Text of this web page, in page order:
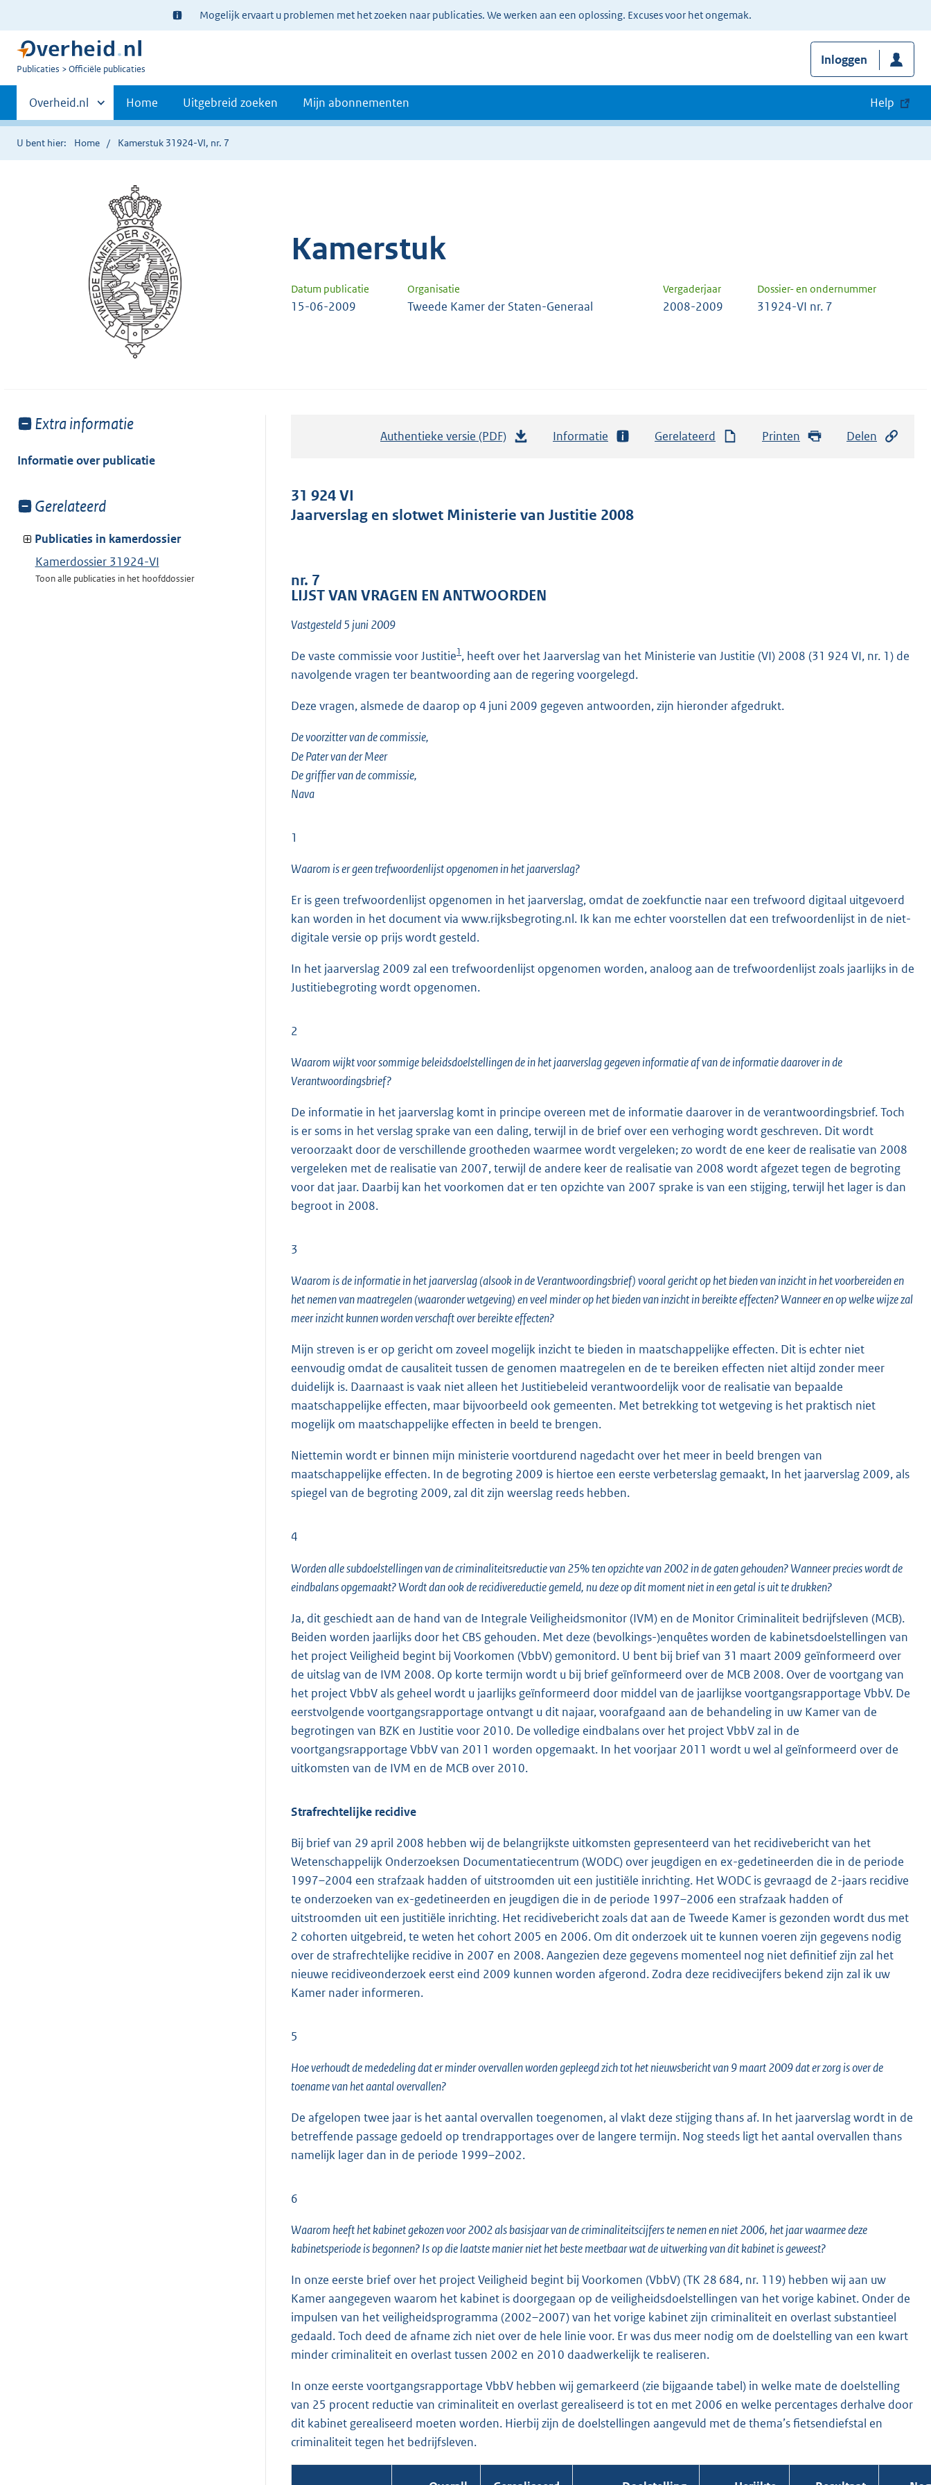
Ter
informatie:
Mogelijk ervaart u problemen met het zoeken naar publicaties. We werken aan een oplossing. Excuses voor het ongemak.
U
Publicaties Officiële publicaties
Inloggen
Primaire
navigatie
Andere
sites
binnen
Overheid.nl Home Uitgebreid zoeken Mijn abonnementen Help
U bent hier: Home Kamerstuk 31924-VI, nr. 7
Kamerstuk
Datum publicatie Organisatie Vergaderjaar Dossier- en ondernummer
15-06-2009 Tweede Kamer der Staten-Generaal 2008-2009 31924-VI nr. 7
Toon
van:
Extra informatie
Informatie over publicatie
Toon
van:
Gerelateerd
Publicaties in kamerdossier
Kamerdossier 31924-VI
Toon alle publicaties in het hoofddossier
Authentieke versie (PDF)
a
t
t
e
Informatie Gerelateerd Printen Delen
31 924 VI
Jaarverslag en slotwet Ministerie van Justitie 2008
nr. 7
LIJST VAN VRAGEN EN ANTWOORDEN
Vastgesteld 5 juni 2009
De vaste commissie voor Justitie1, heeft over het Jaarverslag van het Ministerie van Justitie (VI) 2008 (31 924 VI, nr. 1) de
navolgende vragen ter beantwoording aan de regering voorgelegd.
Deze vragen, alsmede de daarop op 4 juni 2009 gegeven antwoorden, zijn hieronder afgedrukt.
De voorzitter van de commissie,
De Pater van der Meer
De griffier van de commissie,
Nava
1
Waarom is er geen trefwoordenlijst opgenomen in het jaarverslag?
Er is geen trefwoordenlijst opgenomen in het jaarverslag, omdat de zoekfunctie naar een trefwoord digitaal uitgevoerd
kan worden in het document via www.rijksbegroting.nl. Ik kan me echter voorstellen dat een trefwoordenlijst in de niet-
digitale versie op prijs wordt gesteld.
In het jaarverslag 2009 zal een trefwoordenlijst opgenomen worden, analoog aan de trefwoordenlijst zoals jaarlijks in de
Justitiebegroting wordt opgenomen.
2
Waarom wijkt voor sommige beleidsdoelstellingen de in het jaarverslag gegeven informatie af van de informatie daarover in de
Verantwoordingsbrief?
De informatie in het jaarverslag komt in principe overeen met de informatie daarover in de verantwoordingsbrief. Toch
is er soms in het verslag sprake van een daling, terwijl in de brief over een verhoging wordt geschreven. Dit wordt
veroorzaakt door de verschillende grootheden waarmee wordt vergeleken; zo wordt de ene keer de realisatie van 2008
vergeleken met de realisatie van 2007, terwijl de andere keer de realisatie van 2008 wordt afgezet tegen de begroting
voor dat jaar. Daarbij kan het voorkomen dat er ten opzichte van 2007 sprake is van een stijging, terwijl het lager is dan
begroot in 2008.
3
Waarom is de informatie in het jaarverslag (alsook in de Verantwoordingsbrief) vooral gericht op het bieden van inzicht in het voorbereiden en
het nemen van maatregelen (waaronder wetgeving) en veel minder op het bieden van inzicht in bereikte effecten? Wanneer en op welke wijze zal
meer inzicht kunnen worden verschaft over bereikte effecten?
Mijn streven is er op gericht om zoveel mogelijk inzicht te bieden in maatschappelijke effecten. Dit is echter niet
eenvoudig omdat de causaliteit tussen de genomen maatregelen en de te bereiken effecten niet altijd zonder meer
duidelijk is. Daarnaast is vaak niet alleen het Justitiebeleid verantwoordelijk voor de realisatie van bepaalde
maatschappelijke effecten, maar bijvoorbeeld ook gemeenten. Met betrekking tot wetgeving is het praktisch niet
mogelijk om maatschappelijke effecten in beeld te brengen.
Niettemin wordt er binnen mijn ministerie voortdurend nagedacht over het meer in beeld brengen van
maatschappelijke effecten. In de begroting 2009 is hiertoe een eerste verbeterslag gemaakt, In het jaarverslag 2009, als
spiegel van de begroting 2009, zal dit zijn weerslag reeds hebben.
4
Worden alle subdoelstellingen van de criminaliteitsreductie van 25% ten opzichte van 2002 in de gaten gehouden? Wanneer precies wordt de
eindbalans opgemaakt? Wordt dan ook de recidivereductie gemeld, nu deze op dit moment niet in een getal is uit te drukken?
Ja, dit geschiedt aan de hand van de Integrale Veiligheidsmonitor (IVM) en de Monitor Criminaliteit bedrijfsleven (MCB).
Beiden worden jaarlijks door het CBS gehouden. Met deze (bevolkings-)enquêtes worden de kabinetsdoelstellingen van
het project Veiligheid begint bij Voorkomen (VbbV) gemonitord. U bent bij brief van 31 maart 2009 geïnformeerd over
de uitslag van de IVM 2008. Op korte termijn wordt u bij brief geïnformeerd over de MCB 2008. Over de voortgang van
het project VbbV als geheel wordt u jaarlijks geïnformeerd door middel van de jaarlijkse voortgangsrapportage VbbV. De
eerstvolgende voortgangsrapportage ontvangt u dit najaar, voorafgaand aan de behandeling in uw Kamer van de
begrotingen van BZK en Justitie voor 2010. De volledige eindbalans over het project VbbV zal in de
voortgangsrapportage VbbV van 2011 worden opgemaakt. In het voorjaar 2011 wordt u wel al geïnformeerd over de
uitkomsten van de IVM en de MCB over 2010.
Strafrechtelijke recidive
Bij brief van 29 april 2008 hebben wij de belangrijkste uitkomsten gepresenteerd van het recidivebericht van het
Wetenschappelijk Onderzoeksen Documentatiecentrum (WODC) over jeugdigen en ex-gedetineerden die in de periode
1997–2004 een strafzaak hadden of uitstroomden uit een justitiële inrichting. Het WODC is gevraagd de 2-jaars recidive
te onderzoeken van ex-gedetineerden en jeugdigen die in de periode 1997–2006 een strafzaak hadden of
uitstroomden uit een justitiële inrichting. Het recidivebericht zoals dat aan de Tweede Kamer is gezonden wordt dus met
2 cohorten uitgebreid, te weten het cohort 2005 en 2006. Om dit onderzoek uit te kunnen voeren zijn gegevens nodig
over de strafrechtelijke recidive in 2007 en 2008. Aangezien deze gegevens momenteel nog niet definitief zijn zal het
nieuwe recidiveonderzoek eerst eind 2009 kunnen worden afgerond. Zodra deze recidivecijfers bekend zijn zal ik uw
Kamer nader informeren.
5
Hoe verhoudt de mededeling dat er minder overvallen worden gepleegd zich tot het nieuwsbericht van 9 maart 2009 dat er zorg is over de
toename van het aantal overvallen?
De afgelopen twee jaar is het aantal overvallen toegenomen, al vlakt deze stijging thans af. In het jaarverslag wordt in de
betreffende passage gedoeld op trendrapportages over de langere termijn. Nog steeds ligt het aantal overvallen thans
namelijk lager dan in de periode 1999–2002.
6
Waarom heeft het kabinet gekozen voor 2002 als basisjaar van de criminaliteitscijfers te nemen en niet 2006, het jaar waarmee deze
kabinetsperiode is begonnen? Is op die laatste manier niet het beste meetbaar wat de uitwerking van dit kabinet is geweest?
In onze eerste brief over het project Veiligheid begint bij Voorkomen (VbbV) (TK 28 684, nr. 119) hebben wij aan uw
Kamer aangegeven waarom het kabinet is doorgegaan op de veiligheidsdoelstellingen van het vorige kabinet. Onder de
impulsen van het veiligheidsprogramma (2002–2007) van het vorige kabinet zijn criminaliteit en overlast substantieel
gedaald. Toch deed de afname zich niet over de hele linie voor. Er was dus meer nodig om de doelstelling van een kwart
minder criminaliteit en overlast tussen 2002 en 2010 daadwerkelijk te realiseren.
In onze eerste voortgangsrapportage VbbV hebben wij gemarkeerd (zie bijgaande tabel) in welke mate de doelstelling
van 25 procent reductie van criminaliteit en overlast gerealiseerd is tot en met 2006 en welke percentages derhalve door
dit kabinet gerealiseerd moeten worden. Hierbij zijn de doelstellingen aangevuld met de thema’s fietsendiefstal en
criminaliteit tegen het bedrijfsleven.